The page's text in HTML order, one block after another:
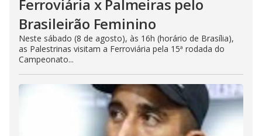
Ferroviária x Palmeiras pelo
Brasileirão Feminino
Neste sábado (8 de agosto), às 16h (horário de Brasília),
as Palestrinas visitam a Ferroviária pela 15ª rodada do
Campeonato...